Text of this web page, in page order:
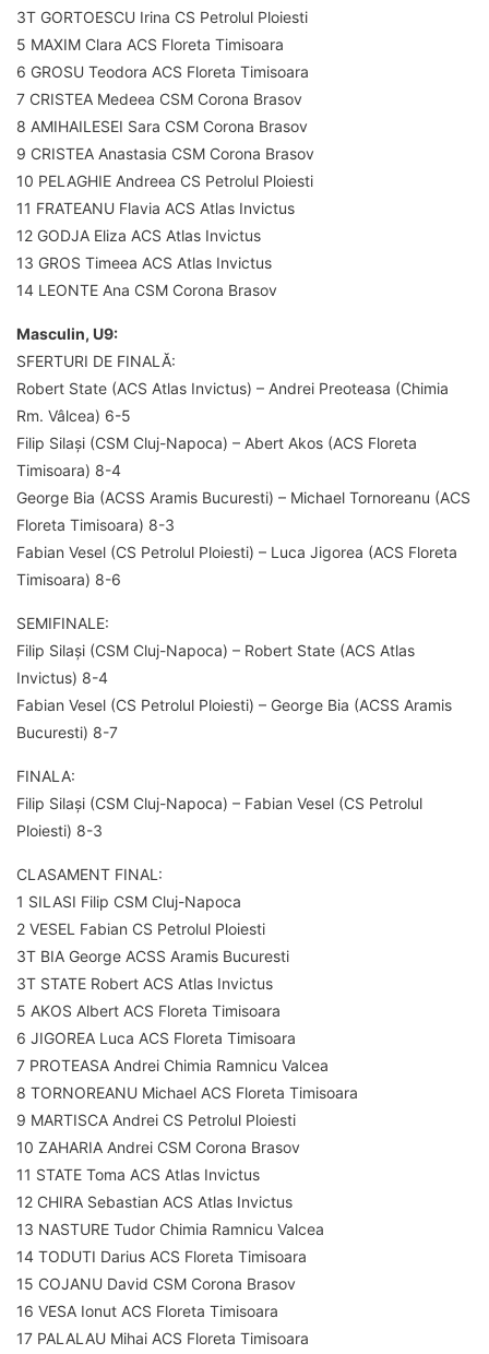
3T GORTOESCU Irina CS Petrolul Ploiesti
5 MAXIM Clara ACS Floreta Timisoara
6 GROSU Teodora ACS Floreta Timisoara
7 CRISTEA Medeea CSM Corona Brasov
8 AMIHAILESEI Sara CSM Corona Brasov
9 CRISTEA Anastasia CSM Corona Brasov
10 PELAGHIE Andreea CS Petrolul Ploiesti
11 FRATEANU Flavia ACS Atlas Invictus
12 GODJA Eliza ACS Atlas Invictus
13 GROS Timeea ACS Atlas Invictus
14 LEONTE Ana CSM Corona Brasov
Masculin, U9:
SFERTURI DE FINALĂ:
Robert State (ACS Atlas Invictus) – Andrei Preoteasa (Chimia
Rm. Vâlcea) 6-5
Filip Silași (CSM Cluj-Napoca) – Abert Akos (ACS Floreta
Timisoara) 8-4
George Bia (ACSS Aramis Bucuresti) – Michael Tornoreanu (ACS
Floreta Timisoara) 8-3
Fabian Vesel (CS Petrolul Ploiesti) – Luca Jigorea (ACS Floreta
Timisoara) 8-6
SEMIFINALE:
Filip Silași (CSM Cluj-Napoca) – Robert State (ACS Atlas
Invictus) 8-4
Fabian Vesel (CS Petrolul Ploiesti) – George Bia (ACSS Aramis
Bucuresti) 8-7
FINALA:
Filip Silași (CSM Cluj-Napoca) – Fabian Vesel (CS Petrolul
Ploiesti) 8-3
CLASAMENT FINAL:
1 SILASI Filip CSM Cluj-Napoca
2 VESEL Fabian CS Petrolul Ploiesti
3T BIA George ACSS Aramis Bucuresti
3T STATE Robert ACS Atlas Invictus
5 AKOS Albert ACS Floreta Timisoara
6 JIGOREA Luca ACS Floreta Timisoara
7 PROTEASA Andrei Chimia Ramnicu Valcea
8 TORNOREANU Michael ACS Floreta Timisoara
9 MARTISCA Andrei CS Petrolul Ploiesti
10 ZAHARIA Andrei CSM Corona Brasov
11 STATE Toma ACS Atlas Invictus
12 CHIRA Sebastian ACS Atlas Invictus
13 NASTURE Tudor Chimia Ramnicu Valcea
14 TODUTI Darius ACS Floreta Timisoara
15 COJANU David CSM Corona Brasov
16 VESA Ionut ACS Floreta Timisoara
17 PALALAU Mihai ACS Floreta Timisoara